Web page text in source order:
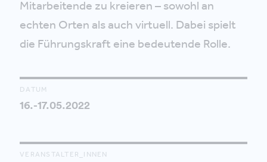
Mitarbeitende zu kreieren – sowohl an
echten Orten als auch virtuell. Dabei spielt
die Führungskraft eine bedeutende Rolle.
DATUM
16.-17.05.2022
VERANSTALTER_INNEN